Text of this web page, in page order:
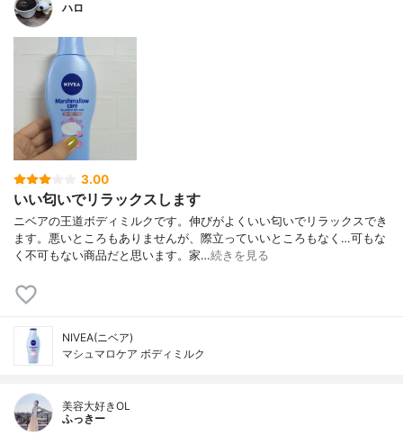
ハロ
3.00
いい匂いでリラックスします
ニベアの王道ボディミルクです。伸びがよくいい匂いでリラックスでき
ます。悪いところもありませんが、際立っていいところもなく…可もな
く不可もない商品だと思います。家…続きを見る
NIVEA(ニベア)
マシュマロケア ボディミルク
美容大好きOL
ふっきー